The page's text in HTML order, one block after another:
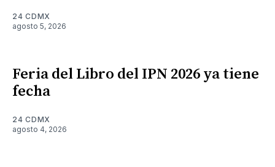
24 CDMX
agosto 5, 2026
Feria del Libro del IPN 2026 ya tiene
fecha
24 CDMX
agosto 4, 2026